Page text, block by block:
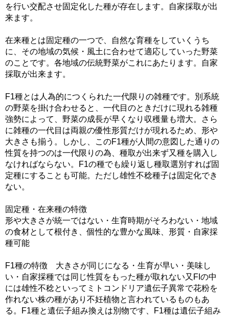
を行い交配させ固定化した種が存在します。自家採取が出
来ます。
在来種とは固定種の一つで、自然な育種をしていくうち
に、その地域の気候・風土に合わせて適応していった野菜
のことです。各地域の伝統野菜がこれにあたります。自家
採取が出来ます。
F1種とは人為的につくられた一代限りの雑種です。別系統
の野菜を掛け合わせると、一代目のときだけに現れる雑種
強勢によって、野菜の成長が早くなり収穫量も増大。さら
に雑種の一代目は両親の優性形質だけが現れるため、形や
大きさも揃う。しかし、このF1種が人間の意図した通りの
性質を持つのは一代限りの為、種取が出来ず又種を購入し
なければならない。F1の種でも繰り返し種取選別すれば固
定種にすることも可能。ただし雄性不稔種子は固定化でき
ない。
固定種・在来種の特徴
形や大きさが統一ではない・生育時期がそろわない・地域
の食材として根付き、個性的な豊かな風味、形質・自家採
種可能
F1種の特徴 大きさが同じになる・生育が早い・美味し
い・自家採種では同じ性質をもった種が取れない又FIの中
には雄性不稔といってミトコンドリア遺伝子異常で花粉を
作れない株の種があり不妊植物と言われているものもあ
る。F1種と遺伝子組み換えは別物です、F1種は遺伝子組み